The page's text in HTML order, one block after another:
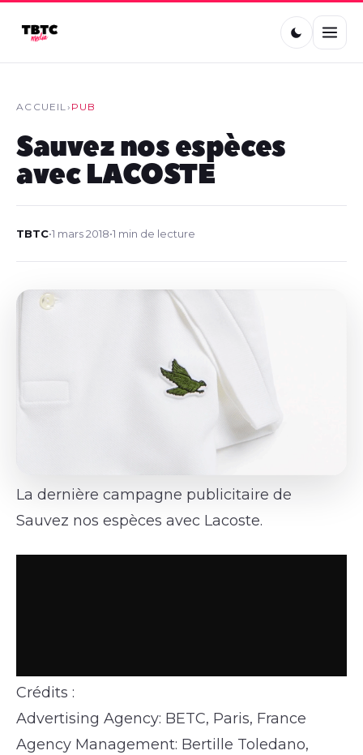
ACCUEIL› PUB
Sauvez nos espèces
avec LACOSTE
TBTC•1 mars 2018•1 min de lecture
La dernière campagne publicitaire de
Sauvez nos espèces avec Lacoste.
Crédits :
Advertising Agency: BETC, Paris, France
Agency Management: Bertille Toledano,